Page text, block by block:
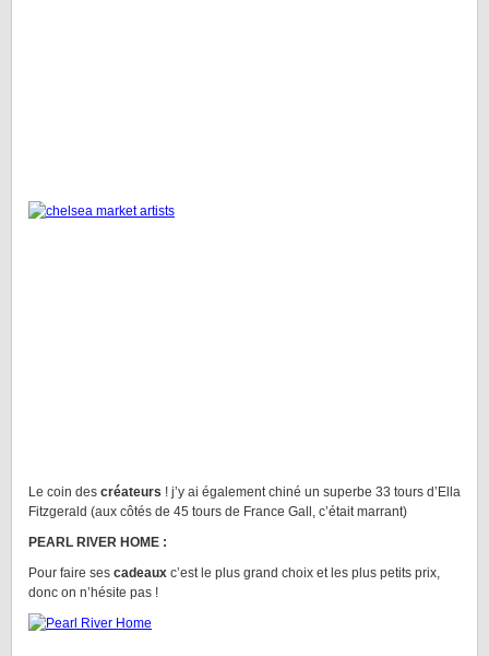
Le coin des créateurs ! j’y ai également chiné un superbe 33 tours d’Ella
Fitzgerald (aux côtés de 45 tours de France Gall, c’était marrant)
PEARL RIVER HOME :
Pour faire ses cadeaux c’est le plus grand choix et les plus petits prix,
donc on n’hésite pas !